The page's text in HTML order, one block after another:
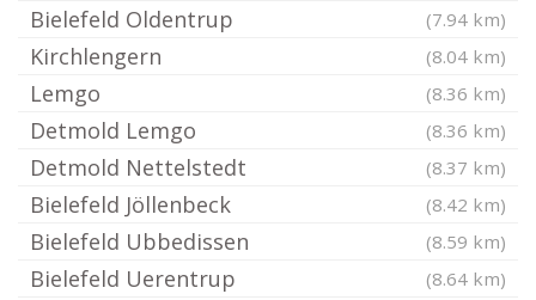
Bielefeld Oldentrup (7.94 km)
Kirchlengern (8.04 km)
Lemgo (8.36 km)
Detmold Lemgo (8.36 km)
Detmold Nettelstedt (8.37 km)
Bielefeld Jöllenbeck (8.42 km)
Bielefeld Ubbedissen (8.59 km)
Bielefeld Uerentrup (8.64 km)